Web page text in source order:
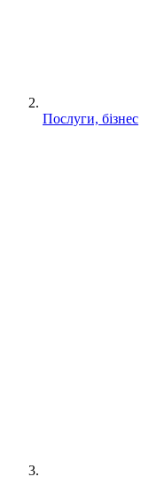
Послуги, бізнес